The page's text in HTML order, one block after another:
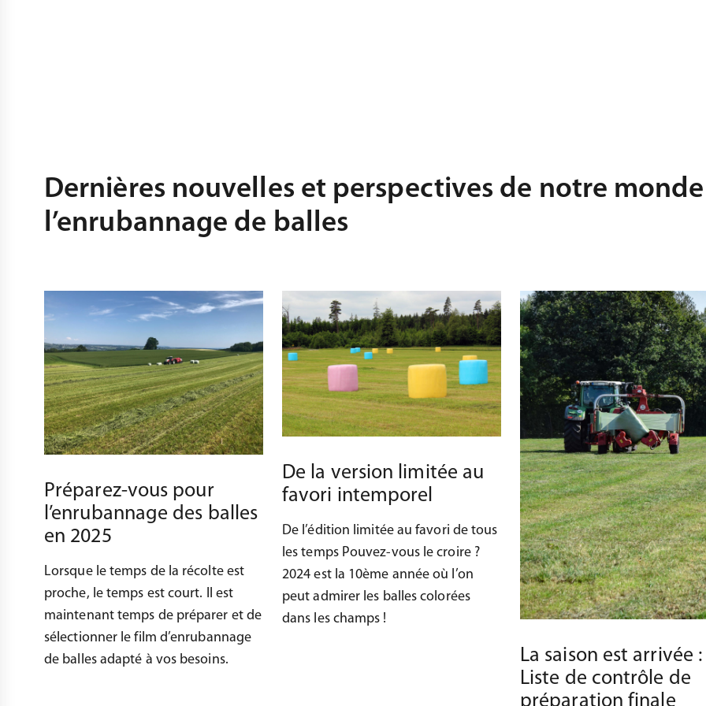
Dernières nouvelles et perspectives de notre
l’enrubannage de balles
Préparez-vous pour
l’enrubannage des balles
en 2025
Lorsque le temps de la récolte est
proche, le temps est court. Il est
maintenant temps de préparer et de
sélectionner le film d’enrubannage
de balles adapté à vos besoins.
De la version limitée au
favori intemporel
De l’édition limitée au favori de tous
les temps Pouvez-vous le croire ?
2024 est la 10ème année où l’on
peut admirer les balles colorées
dans les champs !
La saison est arrivée :
Liste de contrôle de
préparation finale